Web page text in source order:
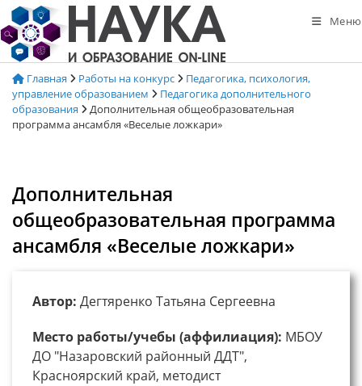
Перейти
к
содержимому
Меню
Главная Работы на конкурс
Педагогика, психология,
управление образованием
Педагогика дополнительного
образования
Дополнительная общеобразовательная
программа ансамбля «Веселые ложкари»
Дополнительная
общеобразовательная программа
ансамбля «Веселые ложкари»
Автор: Дегтяренко Татьяна Сергеевна
Место работы/учебы (аффилиация): МБОУ
ДО "Назаровский районный ДДТ",
Красноярский край, методист